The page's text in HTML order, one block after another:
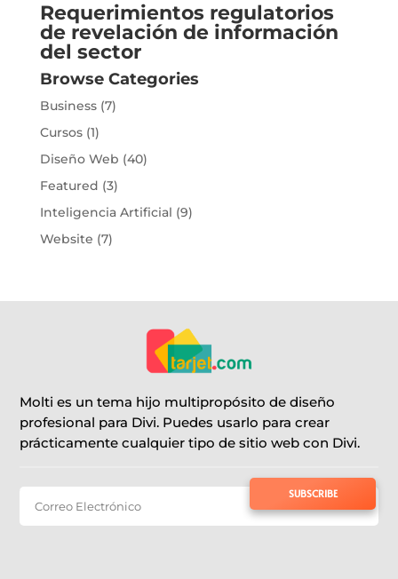
Requerimientos regulatorios
de revelación de información
del sector
Browse Categories
Business(7)
Cursos(1)
Diseño Web (40)
Featured (3)
Inteligencia Artificial (9)
Website (7)
Molti es un tema hijo multipropósito de diseño
profesional para Divi. Puedes usarlo para crear
prácticamente cualquier tipo de sitio web con Divi.
SUBSCRIBE TO NEWSLETTER SUBSCRIBE